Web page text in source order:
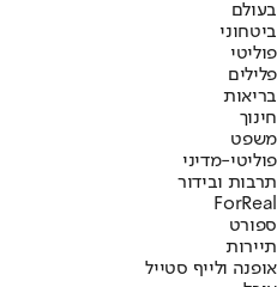
בעולם
ביטחוני
פוליטי
פלילים
בריאות
חינוך
משפט
פוליטי-מדיני
תרבות ובידור
ForReal
ספורט
תיירות
אופנה ולייף סטייל